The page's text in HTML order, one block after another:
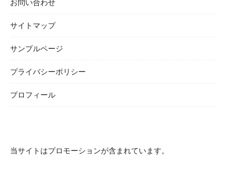
お問い合わせ
サイトマップ
サンプルページ
プライバシーポリシー
プロフィール
当サイトはプロモーションが含まれています。